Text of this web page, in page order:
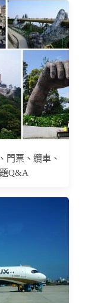
門票、纜車、
Q&A